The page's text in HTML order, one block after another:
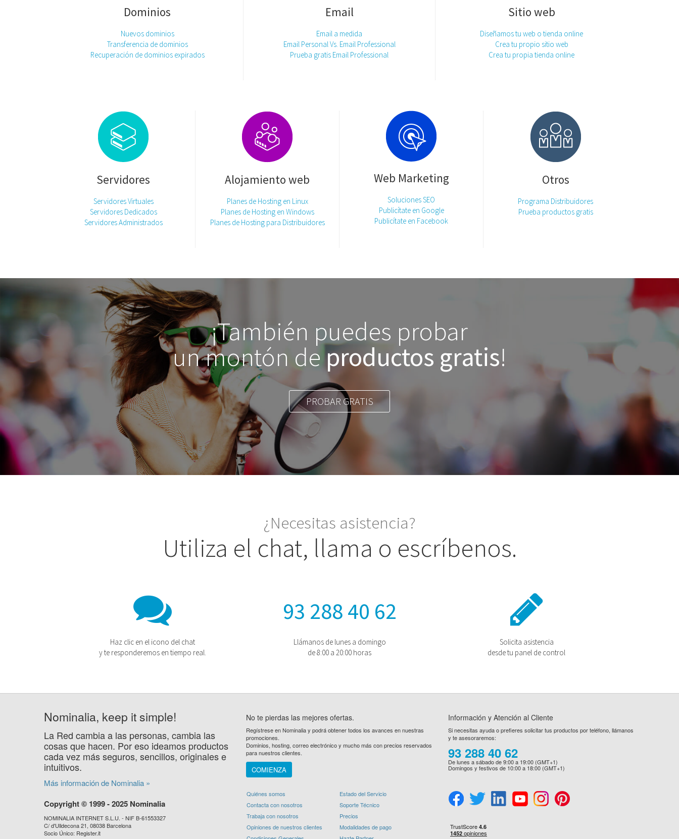
Dominios
Nuevos dominios
Transferencia de dominios
Recuperación de dominios expirados
Email
Email a medida
Email Personal Vs. Email Professional
Prueba gratis Email Professional
Sitio web
Diseñamos tu web o tienda online
Crea tu propio sitio web
Crea tu propia tienda online
Servidores
Servidores Virtuales
Servidores Dedicados
Servidores Administrados
Alojamiento web
Planes de Hosting en Linux
Planes de Hosting en Windows
Planes de Hosting para Distribuidores
Web Marketing
Soluciones SEO
Publicítate en Google
Publicítate en Facebook
Otros
Programa Distribuidores
Prueba productos gratis
¡También puedes probar
un montón deproductos gratis!
PROBAR GRATIS
¿Necesitas asistencia?
Utiliza el chat, llama o escríbenos.
Haz clic en el icono del chat
y te responderemos en tiempo real.
93 288 40 62
Llámanos de lunes a domingo
de 8:00 a 20:00 horas
Solicita asistencia
desde tu panel de control
Nominalia, keep it simple!
La Red cambia a las personas, cambia las
cosas que hacen. Por eso ideamos productos
cada vez más seguros, sencillos, originales e
intuitivos.
Más información de Nominalia »
Copyright © 1999 - 2025 Nominalia
NOMINALIA INTERNET S.L.U. - NIF B-61553327
C/ d'Ulldecona 21, 08038 Barcelona
Socio Único: Register.it
No te pierdas las mejores ofertas.
Regístrese en Nominalia y podrá obtener todos los avances en nuestras
promociones.
Dominios, hosting, correo electrónico y mucho más con precios reservados
para nuestros clientes.
COMIENZA
Quiénes somos
Estado del Servicio
Contacta con nosotros
Soporte Técnico
Trabaja con nosotros
Precios
Opiniones de nuestros clientes
Modalidades de pago
Información y Atención al Cliente
Si necesitas ayuda o prefieres solicitar tus productos por teléfono, llámanos
y te asesoraremos:
93 288 40 62
De lunes a sábado de 9:00 a 19:00 (GMT+1)
Domingos y festivos de 10:00 a 18:00 (GMT+1)